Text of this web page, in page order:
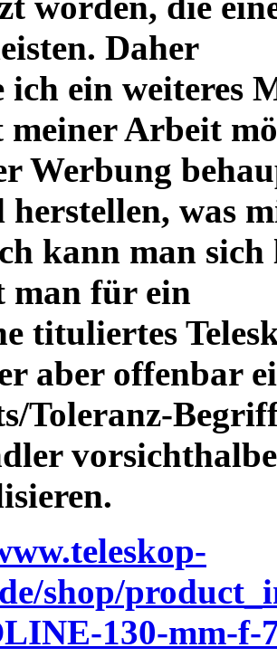
Daher
ich ein weiteres
meiner Arbeit
Werbung
herstellen, was
kann man sich
man für ein
tituliertes
aber offenbar
Toleranz-
shop/
130-mm-f-